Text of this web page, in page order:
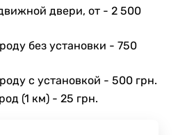
двери, от - 2 500
без установки - 750
с установкой - 500 грн.
(1 км) - 25 грн.